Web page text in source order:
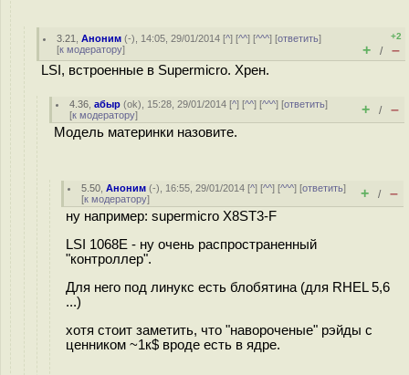
3.21 ,Аноним (-), 14:05, 29/01/2014 [^] [^^] [^^^] [ответить]
[к модератору]
+2
+ / –
LSI, встроенные в Supermicro. Хрен.
4.36 ,абыр (ok), 15:28, 29/01/2014 [^] [^^] [^^^] [ответить]
[к модератору] + / –
Модель материнки назовите.
5.50 ,Аноним (-), 16:55, 29/01/2014 [^] [^^] [^^^] [ответить]
[к модератору] + / –
ну например: supermicro X8ST3-F
LSI 1068E - ну очень распространенный
"контроллер".
Для него под линукс есть блобятина (для RHEL 5,6
...)
хотя стоит заметить, что "навороченые" рэйды с
ценником ~1к$ вроде есть в ядре.